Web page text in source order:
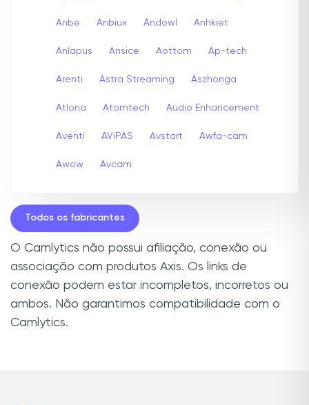
Anbe Anbiux Andowl Anhkiet
Anlapus Ansice Aottom Ap-tech
Arenti Astra Streaming Aszhonga
Atlona Atomtech Audio Enhancement
Aventi AViPAS Avstart Awfa-cam
Awow Avcam
Todos os fabricantes
O Camlytics não possui afiliação, conexão ou
associação com produtos Axis. Os links de
conexão podem estar incompletos, incorretos ou
ambos. Não garantimos compatibilidade com o
Camlytics.